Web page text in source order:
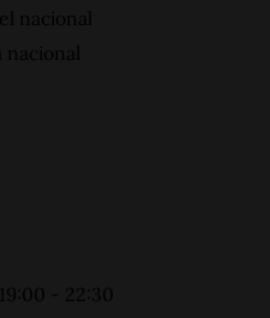
nacional
- 22:30